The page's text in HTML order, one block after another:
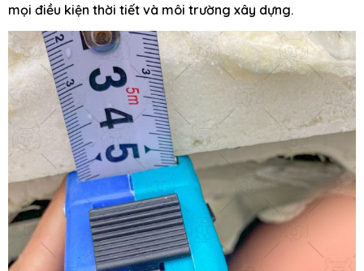
mọi điều kiện thời tiết và môi trường xây dựng.